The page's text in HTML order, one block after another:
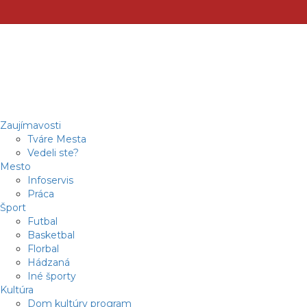
Zaujímavosti
Tváre Mesta
Vedeli ste?
Mesto
Infoservis
Práca
Šport
Futbal
Basketbal
Florbal
Hádzaná
Iné športy
Kultúra
Dom kultúry program